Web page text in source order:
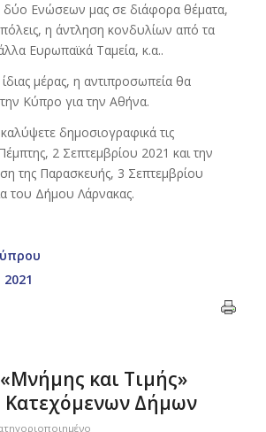
δύο Ενώσεων μας σε διάφορα θέματα,
η άντληση κονδυλίων από τα
Ευρωπαϊκά Ταμεία, κ.α..
μέρας, η αντιπροσωπεία θα
Κύπρο για την Αθήνα.
δημοσιογραφικά τις
2 Σεπτεμβρίου 2021 και την
της Παρασκευής, 3 Σεπτεμβρίου
του Δήμου Λάρνακας.
και Τιμής»
Κατεχόμενων Δήμων